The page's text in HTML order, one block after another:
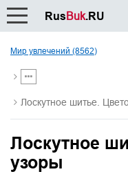
Мир увлечений (8562)
Лоскутное шитье.
Лоскутное
узоры
RusBuk.RU